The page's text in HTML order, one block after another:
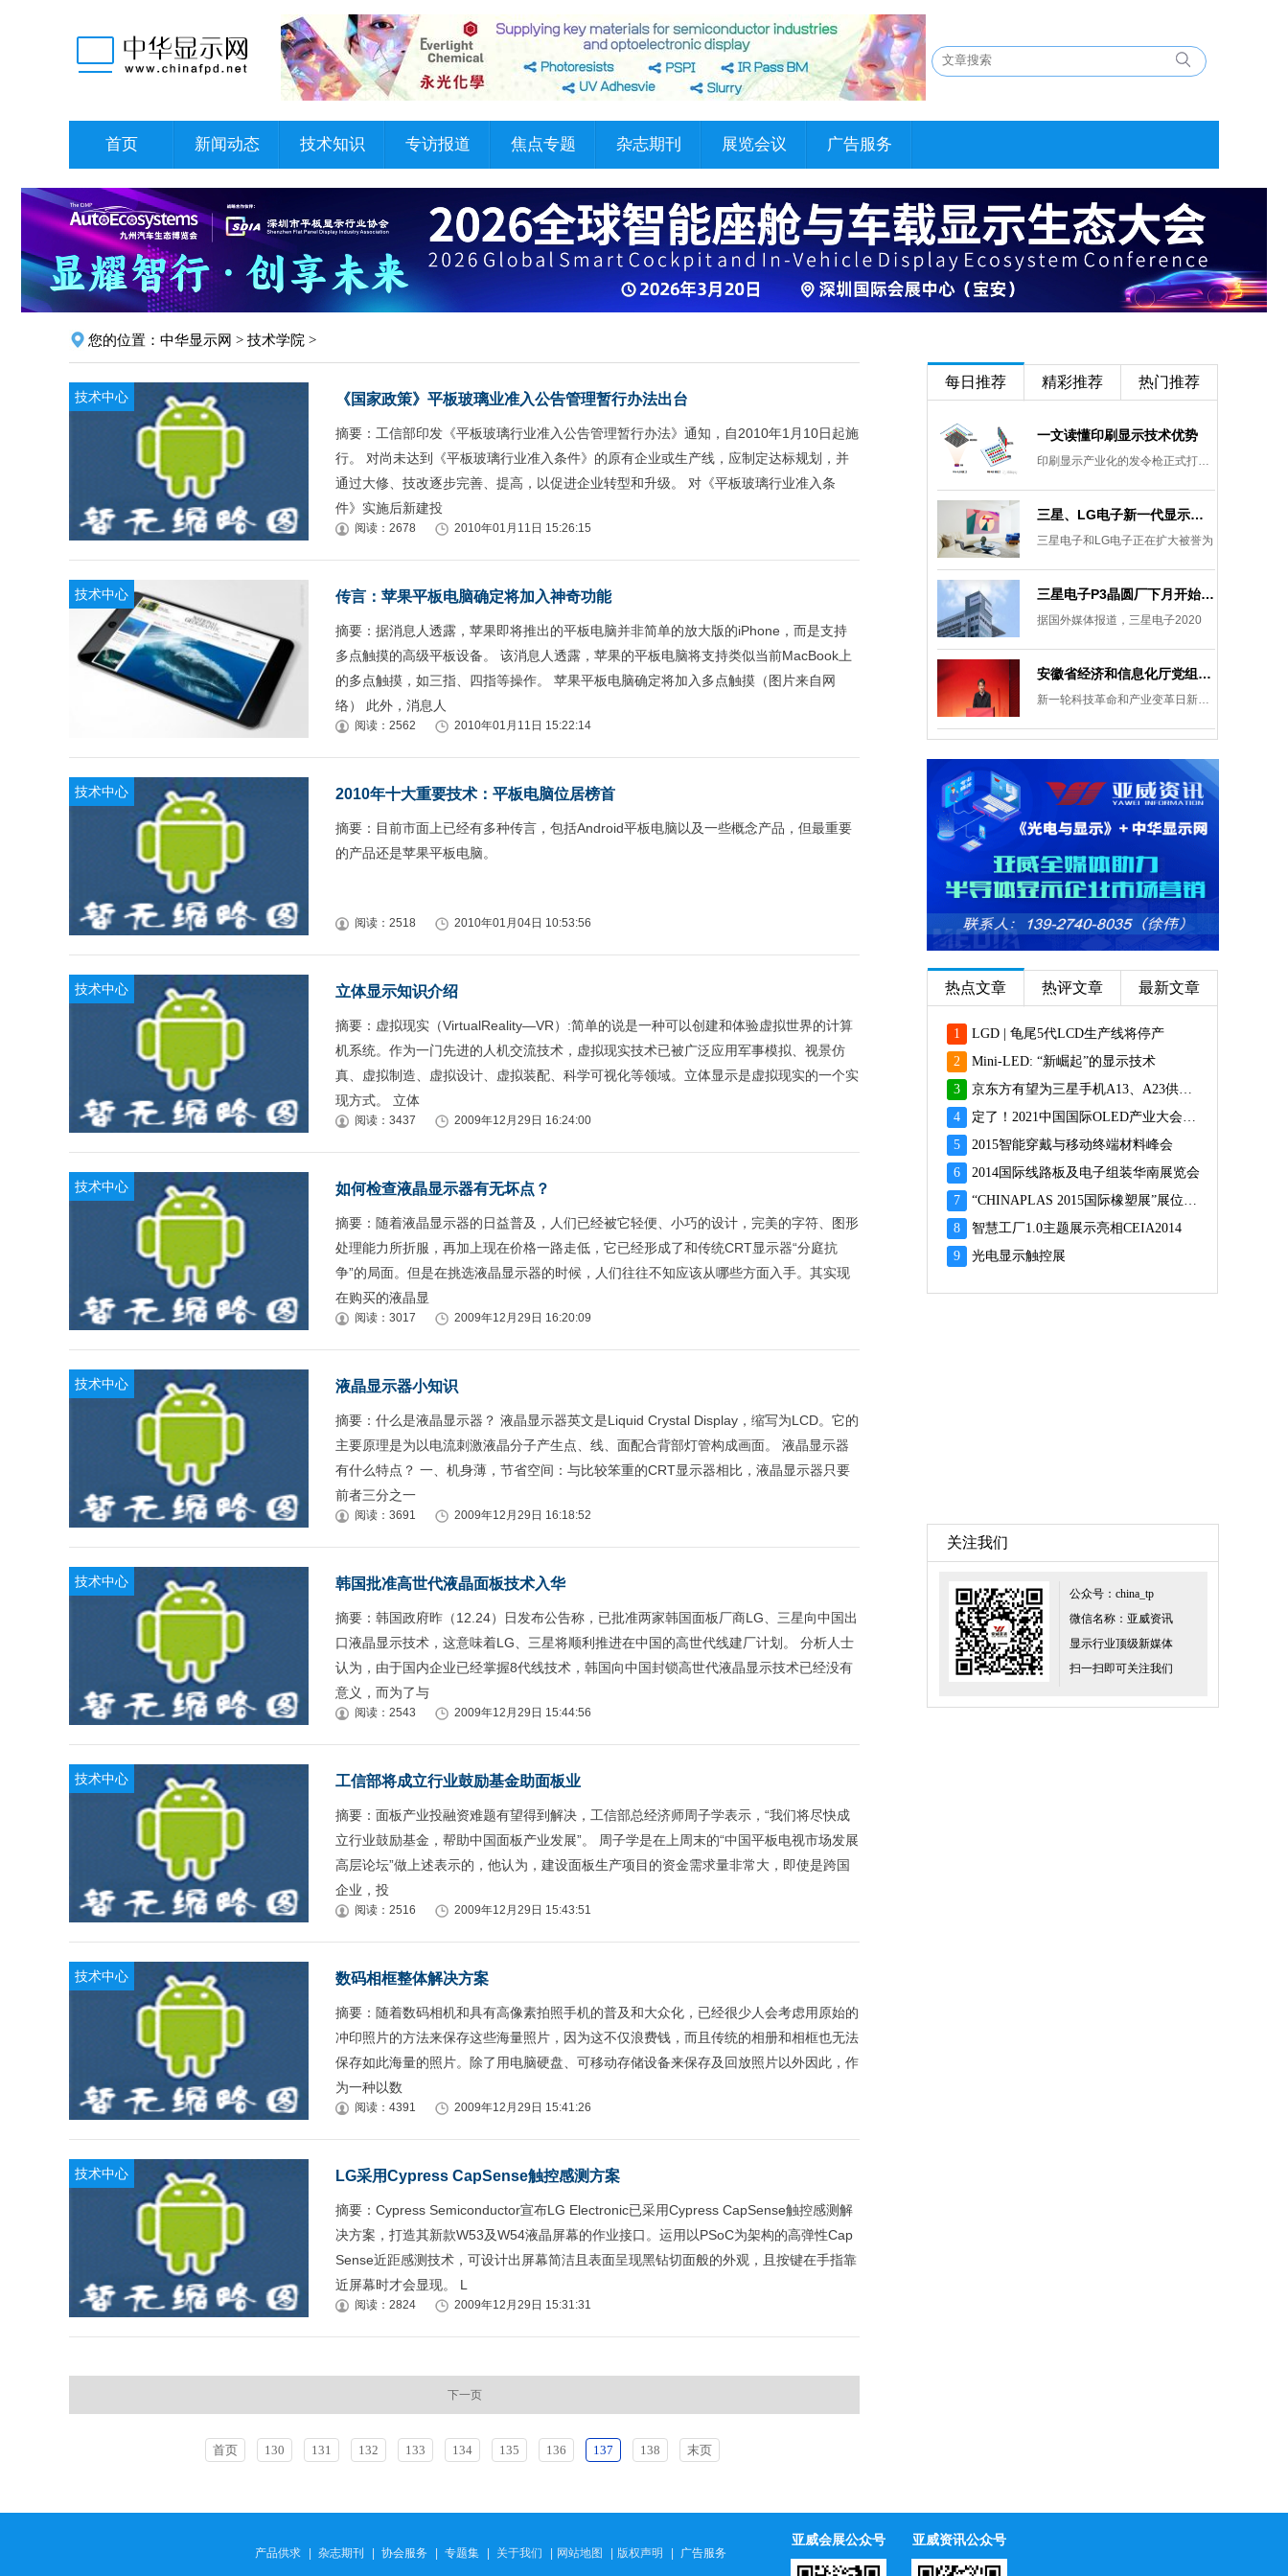
首页 新闻动态 技术知识 专访报道 焦点专题 杂志期刊 展览会议 广告服务
您的位置： 中华显示网 > 技术学院 >
技术中心 《国家政策》平板玻璃业准入公告管理暂行办法出台
摘要：工信部印发《平板玻璃行业准入公告管理暂行办法》通知，自2010年1月10日起施
行。 对尚未达到《平板玻璃行业准入条件》的原有企业或生产线，应制定达标规划，并
通过大修、技改逐步完善、提高，以促进企业转型和升级。 对《平板玻璃行业准入条
件》实施后新建投
阅读：2678 2010年01月11日 15:26:15
技术中心 传言：苹果平板电脑确定将加入神奇功能
摘要：据消息人透露，苹果即将推出的平板电脑并非简单的放大版的iPhone，而是支持
多点触摸的高级平板设备。 该消息人透露，苹果的平板电脑将支持类似当前MacBook上
的多点触摸，如三指、四指等操作。 苹果平板电脑确定将加入多点触摸（图片来自网
络） 此外，消息人
阅读：2562 2010年01月11日 15:22:14
技术中心 2010年十大重要技术：平板电脑位居榜首
摘要：目前市面上已经有多种传言，包括Android平板电脑以及一些概念产品，但最重要
的产品还是苹果平板电脑。
阅读：2518 2010年01月04日 10:53:56
技术中心 立体显示知识介绍
摘要：虚拟现实（VirtualReality—VR）:简单的说是一种可以创建和体验虚拟世界的计算
机系统。作为一门先进的人机交流技术，虚拟现实技术已被广泛应用军事模拟、视景仿
真、虚拟制造、虚拟设计、虚拟装配、科学可视化等领域。立体显示是虚拟现实的一个实
现方式。 立体
阅读：3437 2009年12月29日 16:24:00
技术中心 如何检查液晶显示器有无坏点？
摘要：随着液晶显示器的日益普及，人们已经被它轻便、小巧的设计，完美的字符、图形
处理能力所折服，再加上现在价格一路走低，它已经形成了和传统CRT显示器“分庭抗
争”的局面。但是在挑选液晶显示器的时候，人们往往不知应该从哪些方面入手。其实现
在购买的液晶显
阅读：3017 2009年12月29日 16:20:09
技术中心 液晶显示器小知识
摘要：什么是液晶显示器？ 液晶显示器英文是Liquid Crystal Display，缩写为LCD。它的
主要原理是为以电流刺激液晶分子产生点、线、面配合背部灯管构成画面。 液晶显示器
有什么特点？ 一、机身薄，节省空间：与比较笨重的CRT显示器相比，液晶显示器只要
前者三分之一
阅读：3691 2009年12月29日 16:18:52
技术中心 韩国批准高世代液晶面板技术入华
摘要：韩国政府昨（12.24）日发布公告称，已批准两家韩国面板厂商LG、三星向中国出
口液晶显示技术，这意味着LG、三星将顺利推进在中国的高世代线建厂计划。 分析人士
认为，由于国内企业已经掌握8代线技术，韩国向中国封锁高世代液晶显示技术已经没有
意义，而为了与
阅读：2543 2009年12月29日 15:44:56
技术中心 工信部将成立行业鼓励基金助面板业
摘要：面板产业投融资难题有望得到解决，工信部总经济师周子学表示，“我们将尽快成
立行业鼓励基金，帮助中国面板产业发展”。 周子学是在上周末的“中国平板电视市场发展
高层论坛”做上述表示的，他认为，建设面板生产项目的资金需求量非常大，即使是跨国
企业，投
阅读：2516 2009年12月29日 15:43:51
技术中心 数码相框整体解决方案
摘要：随着数码相机和具有高像素拍照手机的普及和大众化，已经很少人会考虑用原始的
冲印照片的方法来保存这些海量照片，因为这不仅浪费钱，而且传统的相册和相框也无法
保存如此海量的照片。除了用电脑硬盘、可移动存储设备来保存及回放照片以外因此，作
为一种以数
阅读：4391 2009年12月29日 15:41:26
技术中心 LG采用Cypress CapSense触控感测方案
摘要：Cypress Semiconductor宣布LG Electronic已采用Cypress CapSense触控感测解
决方案，打造其新款W53及W54液晶屏幕的作业接口。运用以PSoC为架构的高弹性Cap
Sense近距感测技术，可设计出屏幕简洁且表面呈现黑钻切面般的外观，且按键在手指靠
近屏幕时才会显现。 L
阅读：2824 2009年12月29日 15:31:31
下一页
首页 130 131 132 133 134 135 136 137 138 末页
每日推荐 精彩推荐 热门推荐
一文读懂印刷显示技术优势
印刷显示产业化的发令枪正式打响。
三星、LG电子新一代显示发展目标：集中扩大Micro LED 应用产品线
三星电子和LG电子正在扩大被誉为
三星电子P3晶圆厂下月开始安装设备，计划下半年建成
据国外媒体报道，三星电子2020
安徽省经济和信息化厅党组成员、副厅长柯文斌：掌握显示技术发展主动权 打造新型显示产业制造集群
新一轮科技革命和产业变革日新月异
热点文章 热评文章 最新文章
1
LGD | 龟尾5代LCD生产线将停产
2
Mini-LED: “新崛起”的显示技术
3
京东方有望为三星手机A13、A23供应面板
4
定了！2021中国国际OLED产业大会12月重磅启幕
5
2015智能穿戴与移动终端材料峰会
6
2014国际线路板及电子组装华南展览会
7
“CHINAPLAS 2015国际橡塑展”展位预订火爆 彰显橡塑业乐观前景
8
智慧工厂1.0主题展示亮相CEIA2014
9
光电显示触控展
关注我们
公众号：china_tp
微信名称：亚威资讯
显示行业顶级新媒体
扫一扫即可关注我们
产品供求 杂志期刊 协会服务 专题集 关于我们 网站地图 版权声明 广告服务
亚威会展公众号 亚威资讯公众号